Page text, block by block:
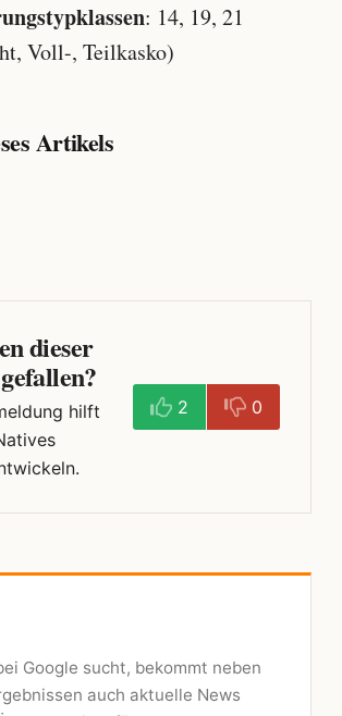
: 14, 19, 21
Voll-, Teilkasko)
Artikels
dieser
hilft
2 0
Google sucht, bekommt neben
auch aktuelle News